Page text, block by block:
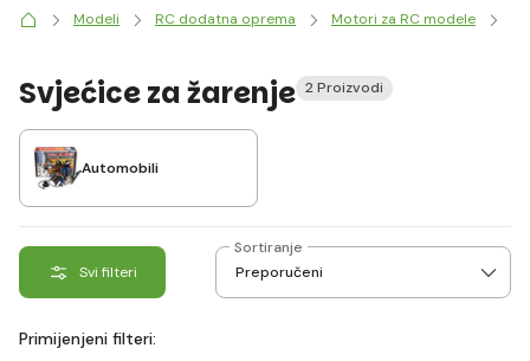
Modeli RC dodatna oprema Motori za RC modele
Svjećice za žarenje 2 Proizvodi
Automobili
Svi filteri
Sortiranje
Primijenjeni filteri: